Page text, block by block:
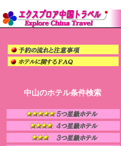
中山のホテル条件検索